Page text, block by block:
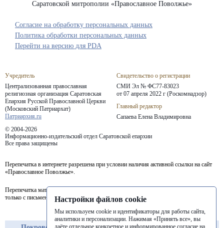
Саратовской митрополии «Православное Поволжье»
Учредитель
Централизованная православная
религиозная организация Саратовская
Епархия Русской Православной Церкви
(Московский Патриархат)
Патриархия.ru
Свидетельство о регистрации
СМИ Эл № ФС77-83023
от 07 апреля 2022 г (Роскомнадзор)
Главный редактор
Сапаева Елена Владимировна
© 2004-2026
Информационно-издательский отдел Саратовской епархии
Все права защищены
Согласие на обработку персональных данных
Политика обработки персональных данных
Перепечатка в интернете разрешена при условии наличия активной ссылки на сайт
«Православное Поволжье».
Перепечатка материалов портала в печатных изданиях (книгах, прессе) возможна
только с письменного разрешения редакции.
Перейти на версию для PDA
Настройки файлов cookie
Мы используем cookie и идентификаторы для работы сайта,
аналитики и персонализации. Нажимая «Принять все», вы
даёте отдельное конкретное и информированное согласие на